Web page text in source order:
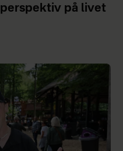
perspektiv på livet